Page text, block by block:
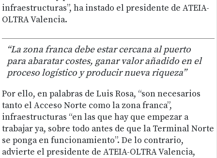
infraestructuras”, ha instado el presidente de ATEIA-
OLTRA Valencia.
“La zona franca debe estar cercana al puerto
para abaratar costes, ganar valor añadido en el
proceso logístico y producir nueva riqueza”
Por ello, en palabras de Luis Rosa, “son necesarios
tanto el Acceso Norte como la zona franca”,
infraestructuras “en las que hay que empezar a
trabajar ya, sobre todo antes de que la Terminal Norte
se ponga en funcionamiento”. De lo contrario,
advierte el presidente de ATEIA-OLTRA Valencia,